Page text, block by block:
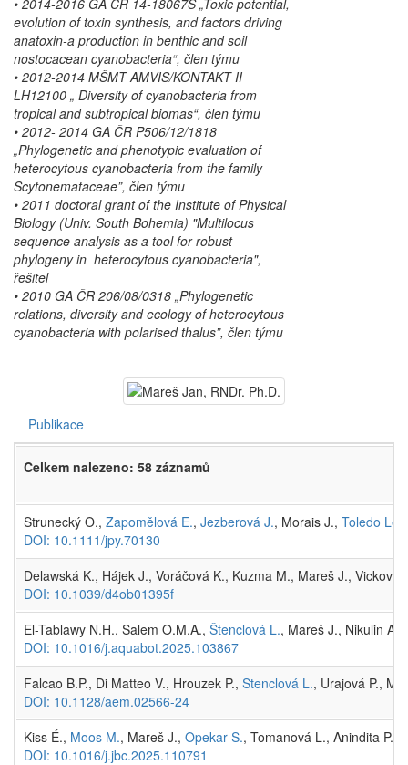
evolution of toxin synthesis, and factors driving
anatoxin-a production in benthic and soil
nostocacean cyanobacteria“, člen týmu
• 2012-2014 MŠMT AMVIS/KONTAKT II
LH12100 „ Diversity of cyanobacteria from
tropical and subtropical biomas“, člen týmu
• 2012- 2014 GA ČR P506/12/1818
„Phylogenetic and phenotypic evaluation of
heterocytous cyanobacteria from the family
Scytonemataceae”, člen týmu
• 2011 doctoral grant of the Institute of Physical
Biology (Univ. South Bohemia) "Multilocus
sequence analysis as a tool for robust
phylogeny in heterocytous cyanobacteria",
řešitel
• 2010 GA ČR 206/08/0318 „Phylogenetic
relations, diversity and ecology of heterocytous
cyanobacteria with polarised thalus”, člen týmu
Publikace
Celkem nalezeno: 58 záznamů
Strunecký O., Zapomělová E., Jezberová J., Morais J., Toledo
DOI: 10.1111/jpy.70130
Delawská K., Hájek J., Voráčová K., Kuzma M., Mareš J.,
DOI: 10.1039/d4ob01395f
El-Tablawy N.H., Salem O.M.A., Štenclová L., Mareš J., Nikulin
DOI: 10.1016/j.aquabot.2025.103867
Falcao B.P., Di Matteo V., Hrouzek P., Štenclová L., Urajová P.,
DOI: 10.1128/aem.02566-24
Kiss É., Moos M., Mareš J., Opekar S., Tomanová L., Anindita
DOI: 10.1016/j.jbc.2025.110791